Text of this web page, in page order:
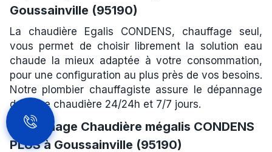
Goussainville (95190)
La chaudière Egalis CONDENS, chauffage seul,
vous permet de choisir librement la solution eau
chaude la mieux adaptée à votre consommation,
pour une configuration au plus près de vos besoins.
Notre plombier chauffagiste assure le dépannage
de votre chaudière 24/24h et 7/7 jours.
Dépannage Chaudière mégalis CONDENS
PLUS à Goussainville (95190)